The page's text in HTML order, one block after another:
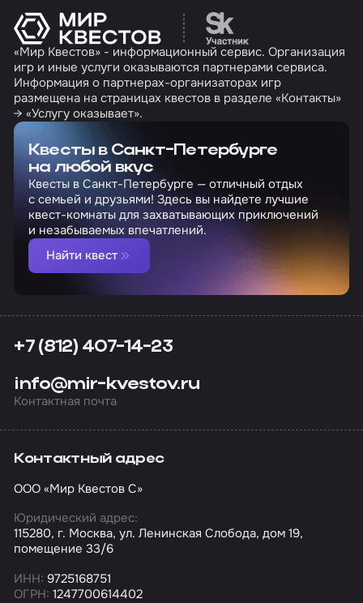
Перейти на сайт
«Мир Квестов» - информационный сервис. Организация
игр и иные услуги оказываются партнерами сервиса.
Информация о партнерах-организаторах игр
размещена на страницах квестов в разделе «Контакты»
→ «Услугу оказывает».
Квесты в Санкт-Петербурге
на любой вкус
Квесты в Санкт-Петербурге — отличный отдых
с семьей и друзьями! Здесь вы найдете лучшие
квест-комнаты для захватывающих приключений
и незабываемых впечатлений.
Найти квест
+7 (812) 407-14-23
info@mir-kvestov.ru
Контактная почта
Контактный адрес
ООО «Мир Квестов С»
Юридический адрес:
115280, г. Москва, ул. Ленинская Слобода, дом 19,
помещение 33/6
ИНН: 9725168751
ОГРН: 1247700614402